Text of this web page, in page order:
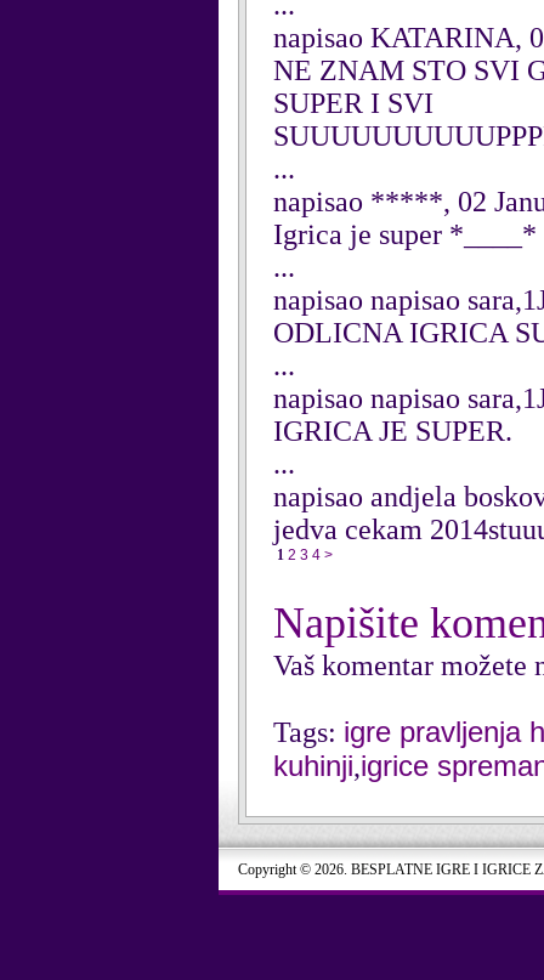
napisao KATARINA,
NE ZNAM STO SVI
SUPER I SVI
...
napisao *****, 02
Igrica je super *____*
...
napisao napisao
ODLICNA IGRICA
...
napisao napisao
IGRICA JE SUPER.
...
napisao andjela
jedva cekam
1 2 3 4 >
Napišite
Vaš komentar možete
Tags: igre pravljenja
kuhinji,igrice
Copyright © 2026. BESPLATNE IGRE I IGRICE